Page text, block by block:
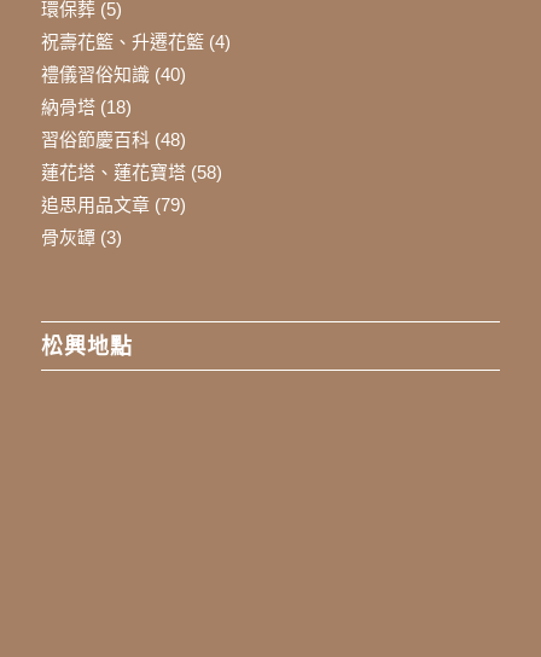
環保葬(5)
祝壽花籃、升遷花籃(4)
禮儀習俗知識(40)
納骨塔(18)
習俗節慶百科(48)
蓮花塔、蓮花寶塔(58)
追思用品文章(79)
骨灰罈(3)
松興地點